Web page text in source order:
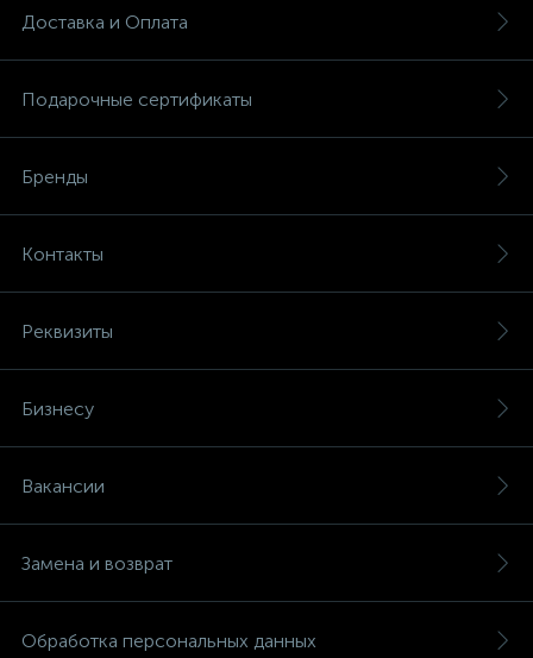
Доставка и Оплата
Подарочные сертификаты
Бренды
Контакты
Реквизиты
Бизнесу
Вакансии
Замена и возврат
Обработка персональных данных